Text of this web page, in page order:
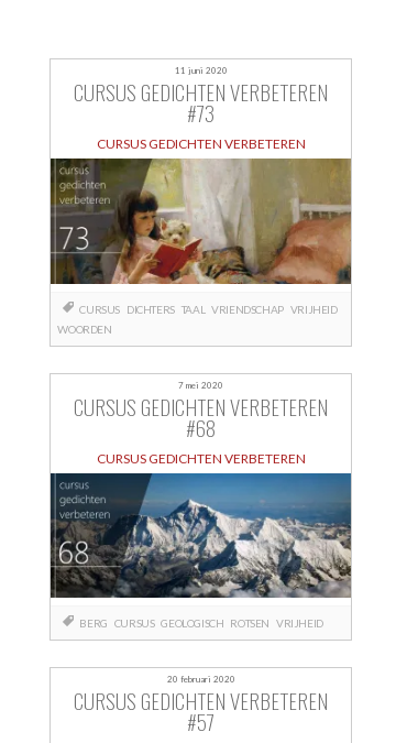
11 juni 2020
CURSUS GEDICHTEN VERBETEREN
#73
CURSUS GEDICHTEN VERBETEREN
CURSUS DICHTERS TAAL VRIENDSCHAP VRIJHEID
WOORDEN
7 mei 2020
CURSUS GEDICHTEN VERBETEREN
#68
CURSUS GEDICHTEN VERBETEREN
BERG CURSUS GEOLOGISCH ROTSEN VRIJHEID
20 februari 2020
CURSUS GEDICHTEN VERBETEREN
#57